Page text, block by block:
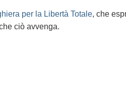
per la Libertà Totale, che
ciò avvenga.